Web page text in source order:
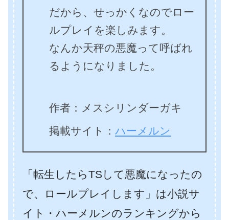
だから、せっかくなのでロー
ルプレイを楽しみます。
なんか天秤の悪魔って呼ばれ
るようになりました。
作者：メスシリンダーガキ
掲載サイト： ハーメルン
「転生したらTSして悪魔になったの
で、ロールプレイします」は小説サ
イト・ハーメルンのランキングから